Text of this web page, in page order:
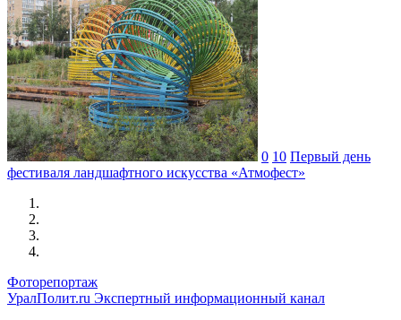
0 10 Первый день
фестиваля ландшафтного искусства «Атмофест»
Фоторепортаж
УралПолит.ru Экспертный информационный канал